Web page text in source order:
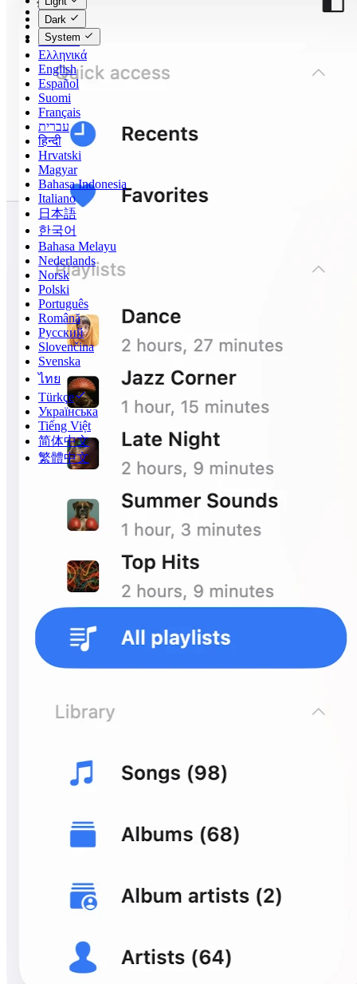
Čeština
Dansk
Deutsch
Ελληνικά
English
Español
Suomi
Français
עברית
हिन्दी
Hrvatski
Magyar
Bahasa Indonesia
Italiano
日本語
한국어
Bahasa Melayu
Nederlands
Norsk
Polski
Português
Română
Русский
Slovenčina
Svenska
ไทย
Türkçe
Українська
Tiếng Việt
简体中文
繁體中文
Dark
System